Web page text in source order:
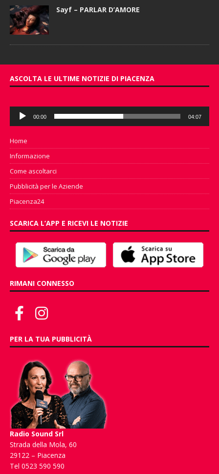
Sayf – PARLAR D’AMORE
ASCOLTA LE ULTIME NOTIZIE DI PIACENZA
Audio
Player
00:00 04:07
Home
Informazione
Come ascoltarci
Pubblicità per le Aziende
Piacenza24
SCARICA L’APP E RICEVI LE NOTIZIE
RIMANI CONNESSO
PER LA TUA PUBBLICITÀ
Radio Sound Srl
Strada della Mola, 60
29122 – Piacenza
Tel 0523 590 590